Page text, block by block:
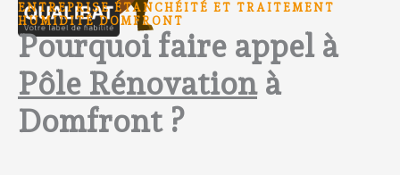
ENTREPRISE ÉTANCHÉITÉ ET TRAITEMENT
HUMIDITÉ DOMFRONT
Pourquoi faire appel à
Pôle Rénovationà
Domfront ?